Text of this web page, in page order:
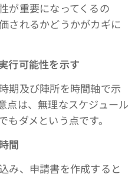
重要になってくるの
されるかどうかがカギに
行可能性を示す
及び陣所を時間軸で示
点は、無理なスケジュール
ダメという点です。
間
、申請書を作成すると